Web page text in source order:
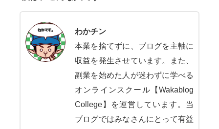
わかチン
本業を捨てずに、ブログを主軸に
収益を発生させています。また、
副業を始めた人が迷わずに学べる
オンラインスクール【Wakablog
College】を運営しています。当
ブログではみなさんにとって有益